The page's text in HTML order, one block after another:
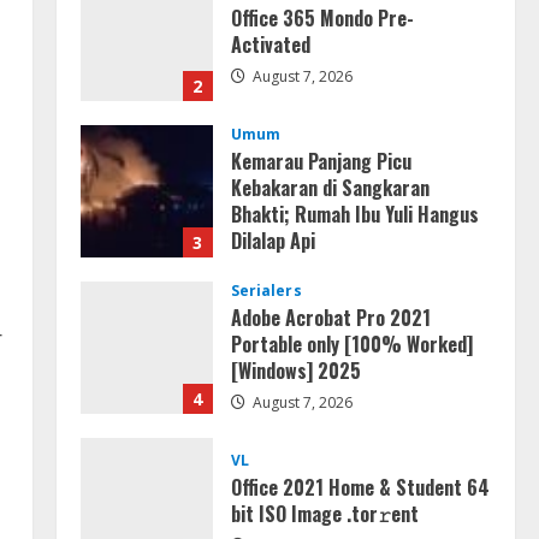
3
Kebakaran di Sangkaran
Bhakti; Rumah Ibu Yuli Hangus
Dilalap Api
4
Serialers
Adobe Acrobat Pro 2021
Portable only [100% Worked]
[Windows] 2025
August 7, 2026
5
Office 2021 Home & Student 64
bit ISO Image .tоr𝚛еnt
August 7, 2026
jv16 PowerTools
Free[Activated] [Latest] [x86-
x64] Reddit